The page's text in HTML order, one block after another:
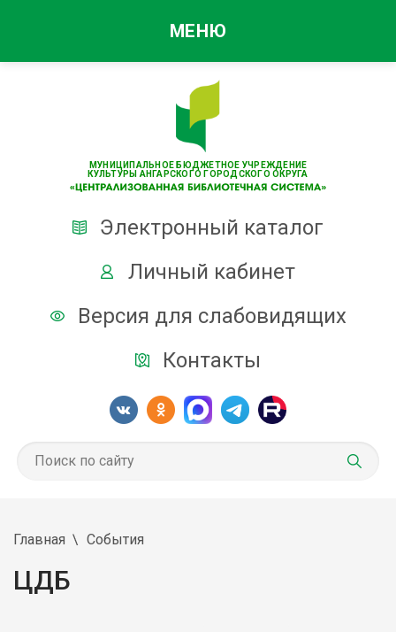
МУНИЦИПАЛЬНОЕ БЮДЖЕТНОЕ УЧРЕЖДЕНИЕ
КУЛЬТУРЫ АНГАРСКОГО ГОРОДСКОГО ОКРУГА
Электронный каталог
Личный кабинет
Версия для слабовидящих
Контакты
МЕНЮ
Главная События
ЦДБ